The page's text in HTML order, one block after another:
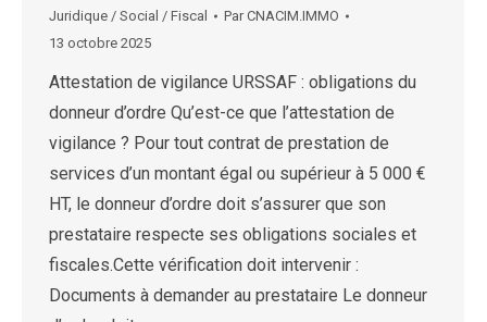
Juridique / Social / Fiscal ParCNACIM.IMMO
13 octobre 2025
Attestation de vigilance URSSAF : obligations du
donneur d’ordre Qu’est-ce que l’attestation de
vigilance ? Pour tout contrat de prestation de
services d’un montant égal ou supérieur à 5 000 €
HT, le donneur d’ordre doit s’assurer que son
prestataire respecte ses obligations sociales et
fiscales.Cette vérification doit intervenir :
Documents à demander au prestataire Le donneur